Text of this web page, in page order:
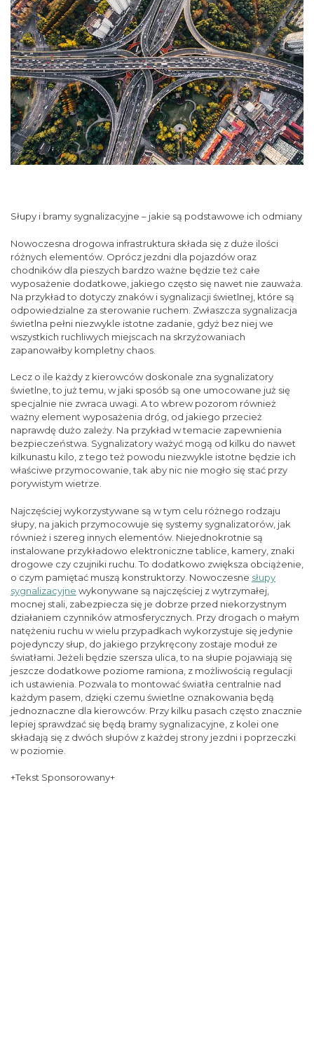
Słupy i bramy sygnalizacyjne – jakie są podstawowe ich odmiany
Nowoczesna drogowa infrastruktura składa się z duże ilości
różnych elementów. Oprócz jezdni dla pojazdów oraz
chodników dla pieszych bardzo ważne będzie też całe
wyposażenie dodatkowe, jakiego często się nawet nie zauważa.
Na przykład to dotyczy znaków i sygnalizacji świetlnej, które są
odpowiedzialne za sterowanie ruchem. Zwłaszcza sygnalizacja
świetlna pełni niezwykle istotne zadanie, gdyż bez niej we
wszystkich ruchliwych miejscach na skrzyżowaniach
zapanowałby kompletny chaos.
Lecz o ile każdy z kierowców doskonale zna sygnalizatory
świetlne, to już temu, w jaki sposób są one umocowane już się
specjalnie nie zwraca uwagi. A to wbrew pozorom również
ważny element wyposażenia dróg, od jakiego przecież
naprawdę dużo zależy. Na przykład w temacie zapewnienia
bezpieczeństwa. Sygnalizatory ważyć mogą od kilku do nawet
kilkunastu kilo, z tego też powodu niezwykle istotne będzie ich
właściwe przymocowanie, tak aby nic nie mogło się stać przy
porywistym wietrze.
Najczęściej wykorzystywane są w tym celu różnego rodzaju
słupy, na jakich przymocowuje się systemy sygnalizatorów, jak
również i szereg innych elementów. Niejednokrotnie są
instalowane przykładowo elektroniczne tablice, kamery, znaki
drogowe czy czujniki ruchu. To dodatkowo zwiększa obciążenie,
o czym pamiętać muszą konstruktorzy. Nowoczesne słupy
sygnalizacyjne wykonywane są najczęściej z wytrzymałej,
mocnej stali, zabezpiecza się je dobrze przed niekorzystnym
działaniem czynników atmosferycznych. Przy drogach o małym
natężeniu ruchu w wielu przypadkach wykorzystuje się jedynie
pojedynczy słup, do jakiego przykręcony zostaje moduł ze
światłami. Jeżeli będzie szersza ulica, to na słupie pojawiają się
jeszcze dodatkowe poziome ramiona, z możliwością regulacji
ich ustawienia. Pozwala to montować światła centralnie nad
każdym pasem, dzięki czemu świetlne oznakowania będą
jednoznaczne dla kierowców. Przy kilku pasach często znacznie
lepiej sprawdzać się będą bramy sygnalizacyjne, z kolei one
składają się z dwóch słupów z każdej strony jezdni i poprzeczki
w poziomie.
+Tekst Sponsorowany+